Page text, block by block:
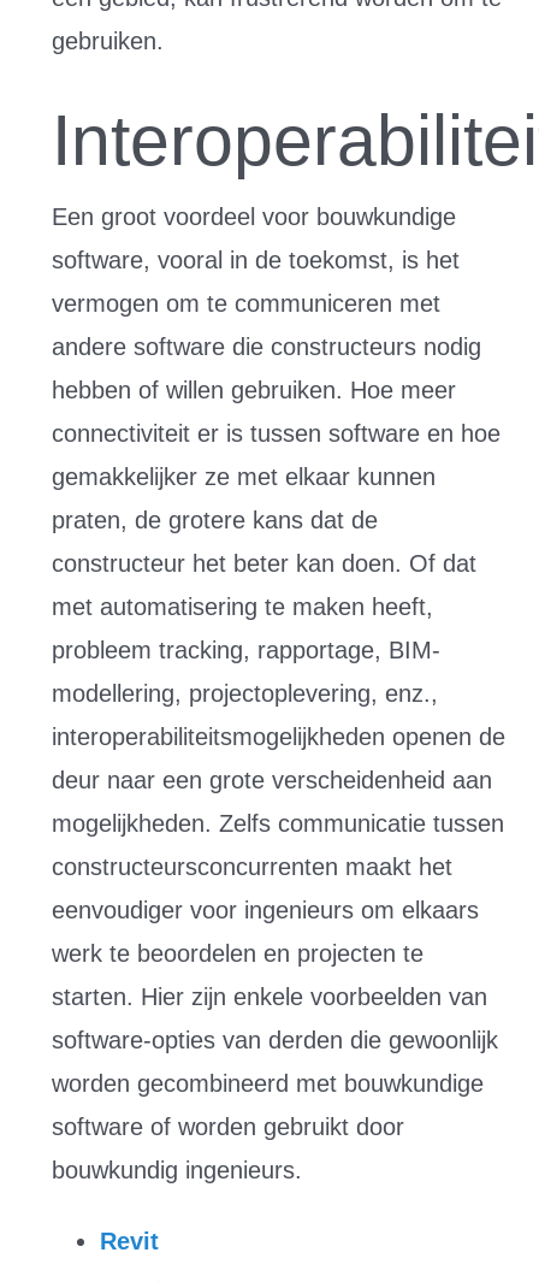
gebruiken.
Een groot voordeel voor bouwkundige
software, vooral in de toekomst, is het
vermogen om te communiceren met
andere software die constructeurs nodig
hebben of willen gebruiken. Hoe meer
connectiviteit er is tussen software en hoe
gemakkelijker ze met elkaar kunnen
praten, de grotere kans dat de
constructeur het beter kan doen. Of dat
met automatisering te maken heeft,
probleem tracking, rapportage, BIM-
modellering, projectoplevering, enz.,
interoperabiliteitsmogelijkheden openen de
deur naar een grote verscheidenheid aan
mogelijkheden. Zelfs communicatie tussen
constructeursconcurrenten maakt het
eenvoudiger voor ingenieurs om elkaars
werk te beoordelen en projecten te
starten. Hier zijn enkele voorbeelden van
software-opties van derden die gewoonlijk
worden gecombineerd met bouwkundige
software of worden gebruikt door
bouwkundig ingenieurs.
Revit